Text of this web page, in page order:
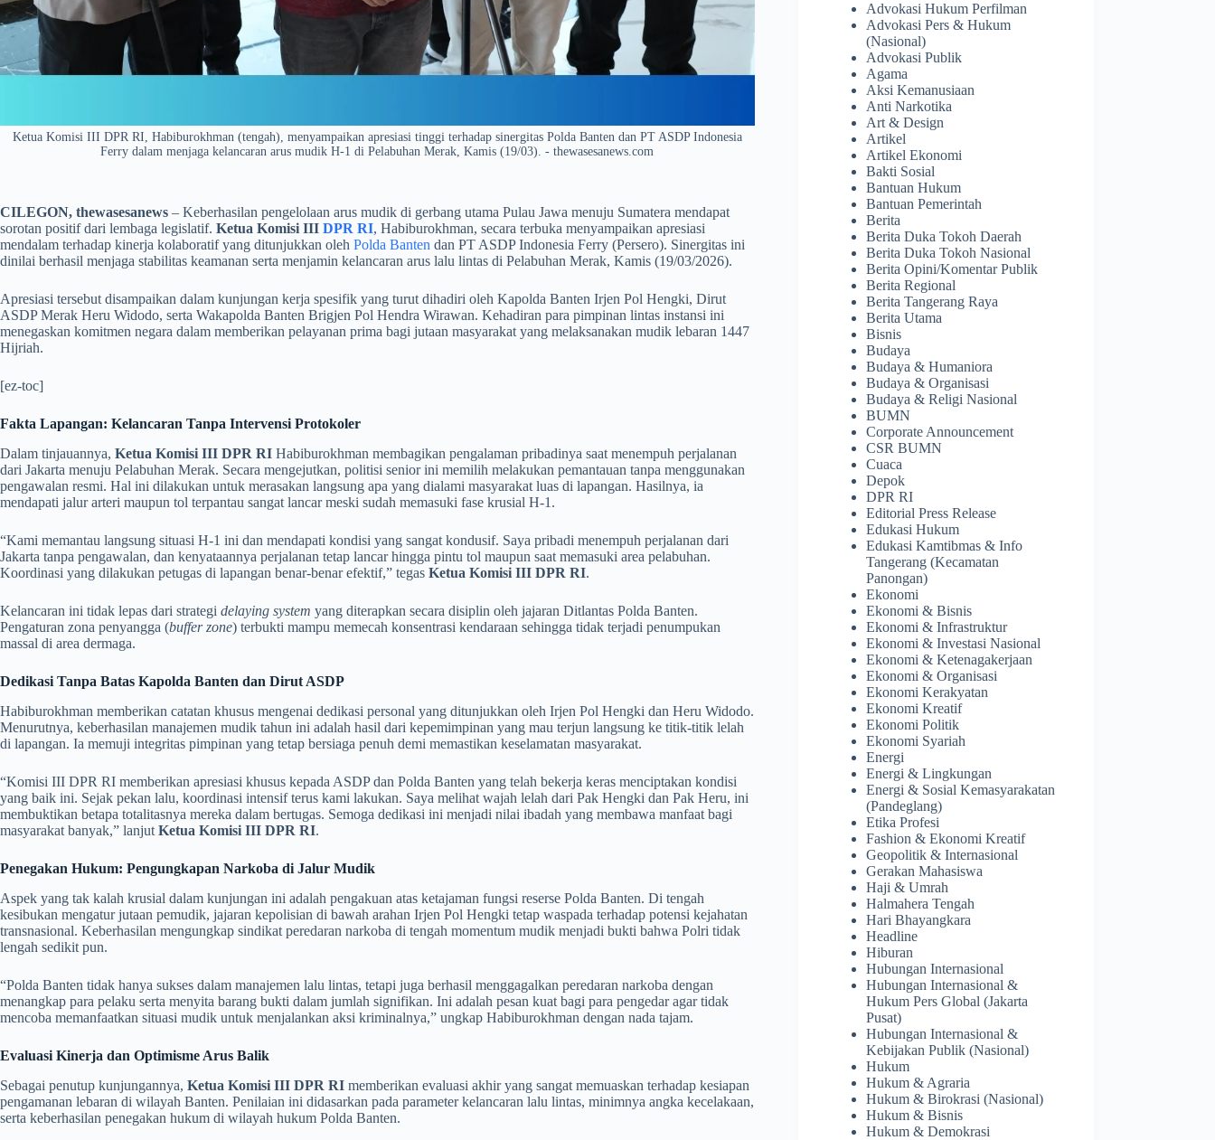
​Ketua Komisi III DPR RI, Habiburokhman (tengah), menyampaikan apresiasi tinggi terhadap sinergitas Polda Banten dan PT ASDP Indonesia
Ferry dalam menjaga kelancaran arus mudik H-1 di Pelabuhan Merak, Kamis (19/03). - thewasesanews.com
CILEGON, thewasesanews – Keberhasilan pengelolaan arus mudik di gerbang utama Pulau Jawa menuju Sumatera mendapat
sorotan positif dari lembaga legislatif. Ketua Komisi III DPR RI, Habiburokhman, secara terbuka menyampaikan apresiasi
mendalam terhadap kinerja kolaboratif yang ditunjukkan oleh Polda Banten dan PT ASDP Indonesia Ferry (Persero). Sinergitas ini
dinilai berhasil menjaga stabilitas keamanan serta menjamin kelancaran arus lalu lintas di Pelabuhan Merak, Kamis (19/03/2026).
​Apresiasi tersebut disampaikan dalam kunjungan kerja spesifik yang turut dihadiri oleh Kapolda Banten Irjen Pol Hengki, Dirut
ASDP Merak Heru Widodo, serta Wakapolda Banten Brigjen Pol Hendra Wirawan. Kehadiran para pimpinan lintas instansi ini
menegaskan komitmen negara dalam memberikan pelayanan prima bagi jutaan masyarakat yang melaksanakan mudik lebaran 1447
Hijriah.
[ez-toc]
Fakta Lapangan: Kelancaran Tanpa Intervensi Protokoler
​Dalam tinjauannya, Ketua Komisi III DPR RI Habiburokhman membagikan pengalaman pribadinya saat menempuh perjalanan
dari Jakarta menuju Pelabuhan Merak. Secara mengejutkan, politisi senior ini memilih melakukan pemantauan tanpa menggunakan
pengawalan resmi. Hal ini dilakukan untuk merasakan langsung apa yang dialami masyarakat luas di lapangan. Hasilnya, ia
mendapati jalur arteri maupun tol terpantau sangat lancar meski sudah memasuki fase krusial H-1.
​“Kami memantau langsung situasi H-1 ini dan mendapati kondisi yang sangat kondusif. Saya pribadi menempuh perjalanan dari
Jakarta tanpa pengawalan, dan kenyataannya perjalanan tetap lancar hingga pintu tol maupun saat memasuki area pelabuhan.
Koordinasi yang dilakukan petugas di lapangan benar-benar efektif,” tegas Ketua Komisi III DPR RI.
​Kelancaran ini tidak lepas dari strategi delaying system yang diterapkan secara disiplin oleh jajaran Ditlantas Polda Banten.
Pengaturan zona penyangga (buffer zone) terbukti mampu memecah konsentrasi kendaraan sehingga tidak terjadi penumpukan
massal di area dermaga.
Dedikasi Tanpa Batas Kapolda Banten dan Dirut ASDP
​Habiburokhman memberikan catatan khusus mengenai dedikasi personal yang ditunjukkan oleh Irjen Pol Hengki dan Heru Widodo.
Menurutnya, keberhasilan manajemen mudik tahun ini adalah hasil dari kepemimpinan yang mau terjun langsung ke titik-titik lelah
di lapangan. Ia memuji integritas pimpinan yang tetap bersiaga penuh demi memastikan keselamatan masyarakat.
​“Komisi III DPR RI memberikan apresiasi khusus kepada ASDP dan Polda Banten yang telah bekerja keras menciptakan kondisi
yang baik ini. Sejak pekan lalu, koordinasi intensif terus kami lakukan. Saya melihat wajah lelah dari Pak Hengki dan Pak Heru, ini
membuktikan betapa totalitasnya mereka dalam bertugas. Semoga dedikasi ini menjadi nilai ibadah yang membawa manfaat bagi
masyarakat banyak,” lanjut Ketua Komisi III DPR RI.
Penegakan Hukum: Pengungkapan Narkoba di Jalur Mudik
​Aspek yang tak kalah krusial dalam kunjungan ini adalah pengakuan atas ketajaman fungsi reserse Polda Banten. Di tengah
kesibukan mengatur jutaan pemudik, jajaran kepolisian di bawah arahan Irjen Pol Hengki tetap waspada terhadap potensi kejahatan
transnasional. Keberhasilan mengungkap sindikat peredaran narkoba di tengah momentum mudik menjadi bukti bahwa Polri tidak
lengah sedikit pun.
​“Polda Banten tidak hanya sukses dalam manajemen lalu lintas, tetapi juga berhasil menggagalkan peredaran narkoba dengan
menangkap para pelaku serta menyita barang bukti dalam jumlah signifikan. Ini adalah pesan kuat bagi para pengedar agar tidak
mencoba memanfaatkan situasi mudik untuk menjalankan aksi kriminalnya,” ungkap Habiburokhman dengan nada tajam.
Evaluasi Kinerja dan Optimisme Arus Balik
​Sebagai penutup kunjungannya, Ketua Komisi III DPR RI memberikan evaluasi akhir yang sangat memuaskan terhadap kesiapan
pengamanan lebaran di wilayah Banten. Penilaian ini didasarkan pada parameter kelancaran lalu lintas, minimnya angka kecelakaan,
serta keberhasilan penegakan hukum di wilayah hukum Polda Banten.
Advokasi Hukum Perfilman
Advokasi Pers & Hukum
(Nasional)
Advokasi Publik
Agama
Aksi Kemanusiaan
Anti Narkotika
Art & Design
Artikel
Artikel Ekonomi
Bakti Sosial
Bantuan Hukum
Bantuan Pemerintah
Berita
Berita Duka Tokoh Daerah
Berita Duka Tokoh Nasional
Berita Opini/Komentar Publik
Berita Regional
Berita Tangerang Raya
Berita Utama
Bisnis
Budaya
Budaya & Humaniora
Budaya & Organisasi
Budaya & Religi Nasional
BUMN
Corporate Announcement
CSR BUMN
Cuaca
Depok
DPR RI
Editorial Press Release
Edukasi Hukum
Edukasi Kamtibmas & Info
Tangerang (Kecamatan
Panongan)
Ekonomi
Ekonomi & Bisnis
Ekonomi & Infrastruktur
Ekonomi & Investasi Nasional
Ekonomi & Ketenagakerjaan
Ekonomi & Organisasi
Ekonomi Kerakyatan
Ekonomi Kreatif
Ekonomi Politik
Ekonomi Syariah
Energi
Energi & Lingkungan
Energi & Sosial Kemasyarakatan
(Pandeglang)
Etika Profesi
Fashion & Ekonomi Kreatif
Geopolitik & Internasional
Gerakan Mahasiswa
Haji & Umrah
Halmahera Tengah
Hari Bhayangkara
Headline
Hiburan
Hubungan Internasional
Hubungan Internasional &
Hukum Pers Global (Jakarta
Pusat)
Hubungan Internasional &
Kebijakan Publik (Nasional)
Hukum
Hukum & Agraria
Hukum & Birokrasi (Nasional)
Hukum & Bisnis
Hukum & Demokrasi